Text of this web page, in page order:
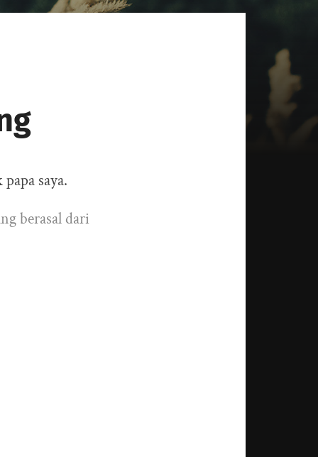
saya.
berasal dari